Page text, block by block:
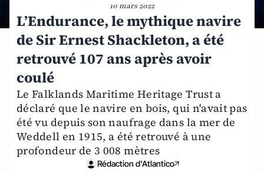
10 mars 2022
L’Endurance, le mythique navire
de Sir Ernest Shackleton, a été
retrouvé 107 ans après avoir
coulé
Le Falklands Maritime Heritage Trust a
déclaré que le navire en bois, qui n'avait pas
été vu depuis son naufrage dans la mer de
Weddell en 1915, a été retrouvé à une
profondeur de 3 008 mètres
Rédaction d'Atlantico